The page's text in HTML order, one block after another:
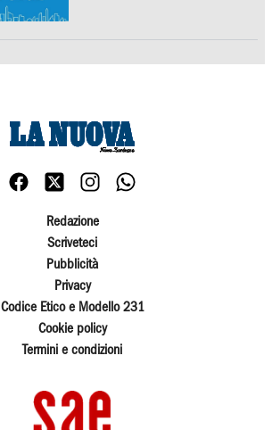
Redazione
Scriveteci
Pubblicità
Privacy
Codice Etico e Modello 231
Cookie policy
Termini e condizioni